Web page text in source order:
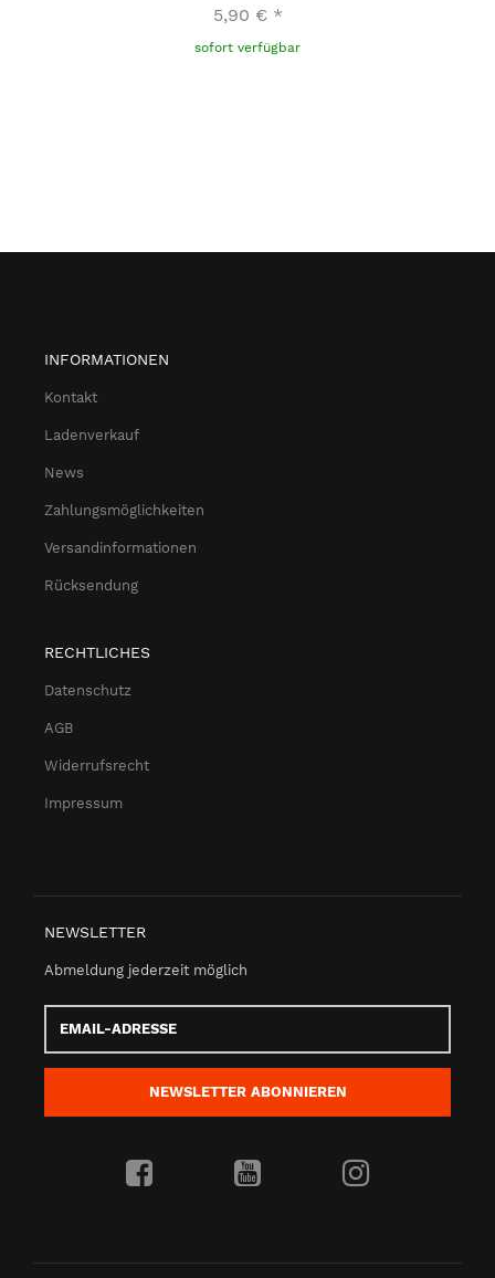
5,90 € *
sofort verfügbar
INFORMATIONEN
Kontakt
Ladenverkauf
News
Zahlungsmöglichkeiten
Versandinformationen
Rücksendung
RECHTLICHES
Datenschutz
AGB
Widerrufsrecht
Impressum
NEWSLETTER
Abmeldung jederzeit möglich
Adresse
NEWSLETTER ABONNIEREN